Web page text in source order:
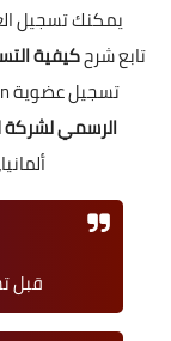
يمكنك تسجيل
تابع شرحكيفية
تسجيل عضوية Dxn المانيا
الرسمي لشركة DXN الماليزية
ألمانيا،
قبل